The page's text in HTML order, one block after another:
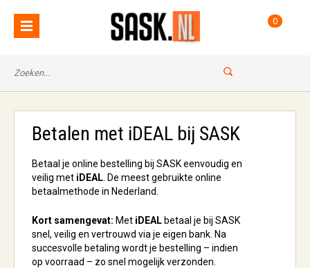
0
Betalen met iDEAL bij SASK
Betaal je online bestelling bij SASK eenvoudig en
veilig met iDEAL . De meest gebruikte online
betaalmethode in Nederland.
Kort samengevat: Met iDEAL betaal je bij SASK
snel, veilig en vertrouwd via je eigen bank. Na
succesvolle betaling wordt je bestelling – indien
op voorraad – zo snel mogelijk verzonden.